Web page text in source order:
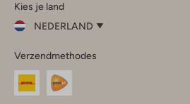
InstagramFacebook
Kies je land
NEDERLAND
je
land
Nederland
Verzendmethodes